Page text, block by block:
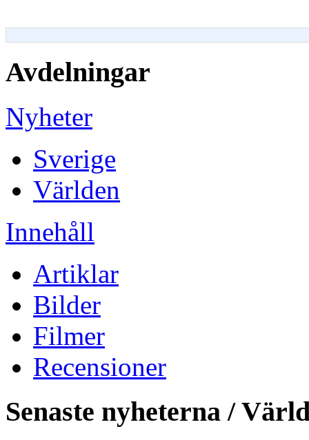
Avdelningar
Nyheter
Sverige
Världen
Innehåll
Artiklar
Bilder
Filmer
Recensioner
Senaste nyheterna /